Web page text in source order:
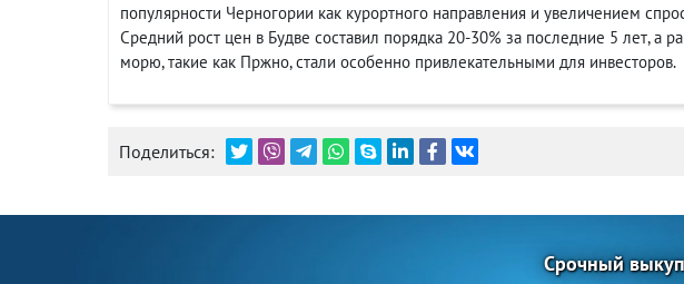
популярности Черногории как курортного направления и увеличением
Средний рост цен в Будве составил порядка 20-30% за последние 5 лет, а
морю, такие как Пржно, стали особенно привлекательными для инвесторов.
Поделиться:
Срочный